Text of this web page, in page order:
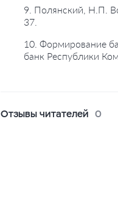
9. Полянский, Н.П.
37.
10. Формирование
банк Республики
Отзывы читателей 0